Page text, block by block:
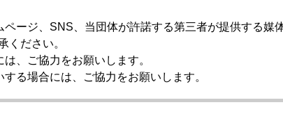
ージ、SNS、当団体が許諾する第三者が提供する媒
ください。
、ご協⼒をお願いします。
る場合には、ご協⼒をお願いします。